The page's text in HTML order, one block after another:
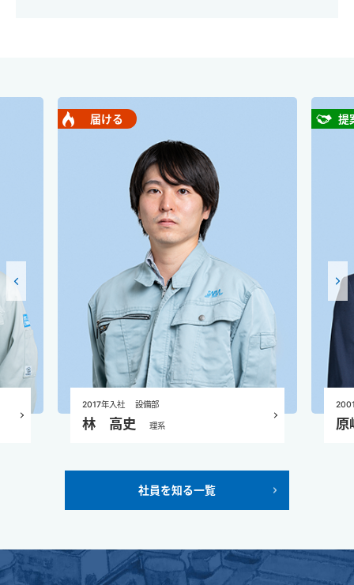
2017年入社 設備部
林 高史 理系
届ける 提
社員を知る一覧